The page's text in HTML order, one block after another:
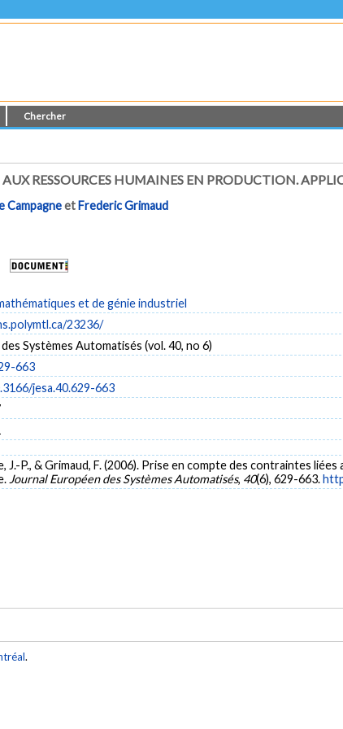
Chercher
AUX RESSOURCES HUMAINES EN PRODUCTION.
CampagneetFrederic Grimaud
et de génie industriel
23236/
Systèmes Automatisés (vol. 40, no 6)
663
jesa.40.629-663
J.-P., & Grimaud, F. (2006). Prise en compte des contraintes
Journal Européen des Systèmes Automatisés, 40(6), 629-663.
.